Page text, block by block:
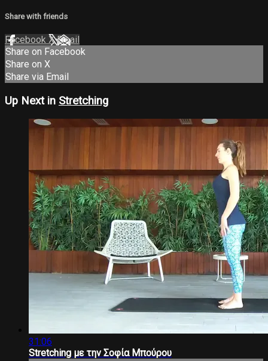
Share with friends
Facebook XEmail
Share on Facebook
Share on X
Share via Email
Up Next in Stretching
31:06
Stretching με την Σοφία Μπούρου